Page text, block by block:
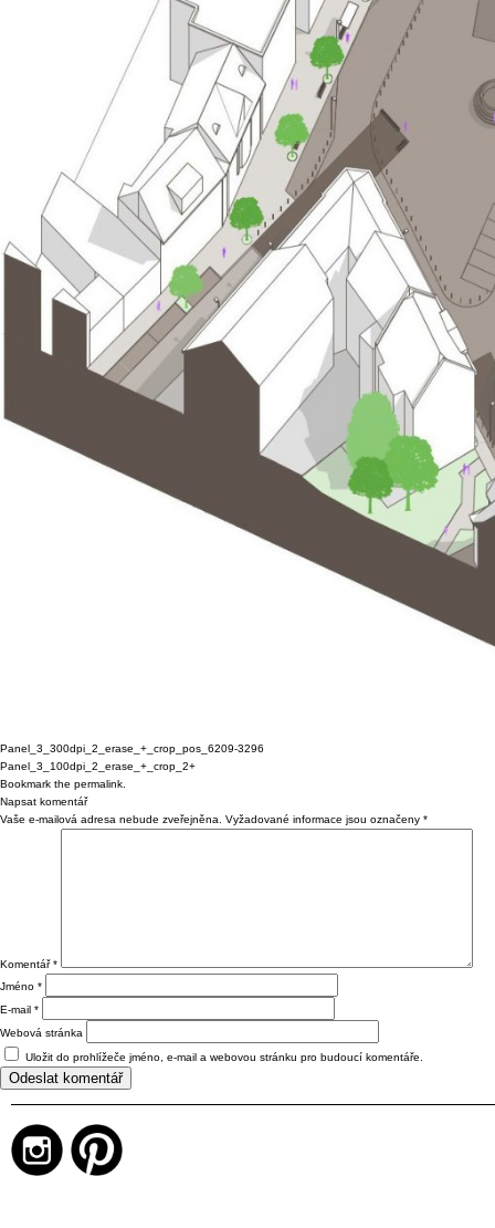
Panel_3_300dpi_2_erase_+_crop_pos_6209-3296
Panel_3_100dpi_2_erase_+_crop_2+
Bookmark the permalink
Napsat komentář
Vaše e-mailová adresa nebude zveřejněna.
Vyžadované informace jsou označeny *
Komentář*
Jméno *
E-mail *
Webová stránka
Uložit do prohlížeče jméno, e-mail a webovou stránku pro budoucí komentáře.